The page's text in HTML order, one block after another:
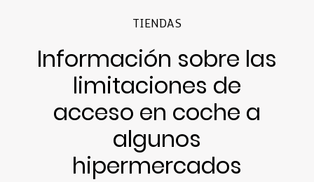
TIENDAS
Información sobre las
limitaciones de
acceso en coche a
algunos
hipermercados